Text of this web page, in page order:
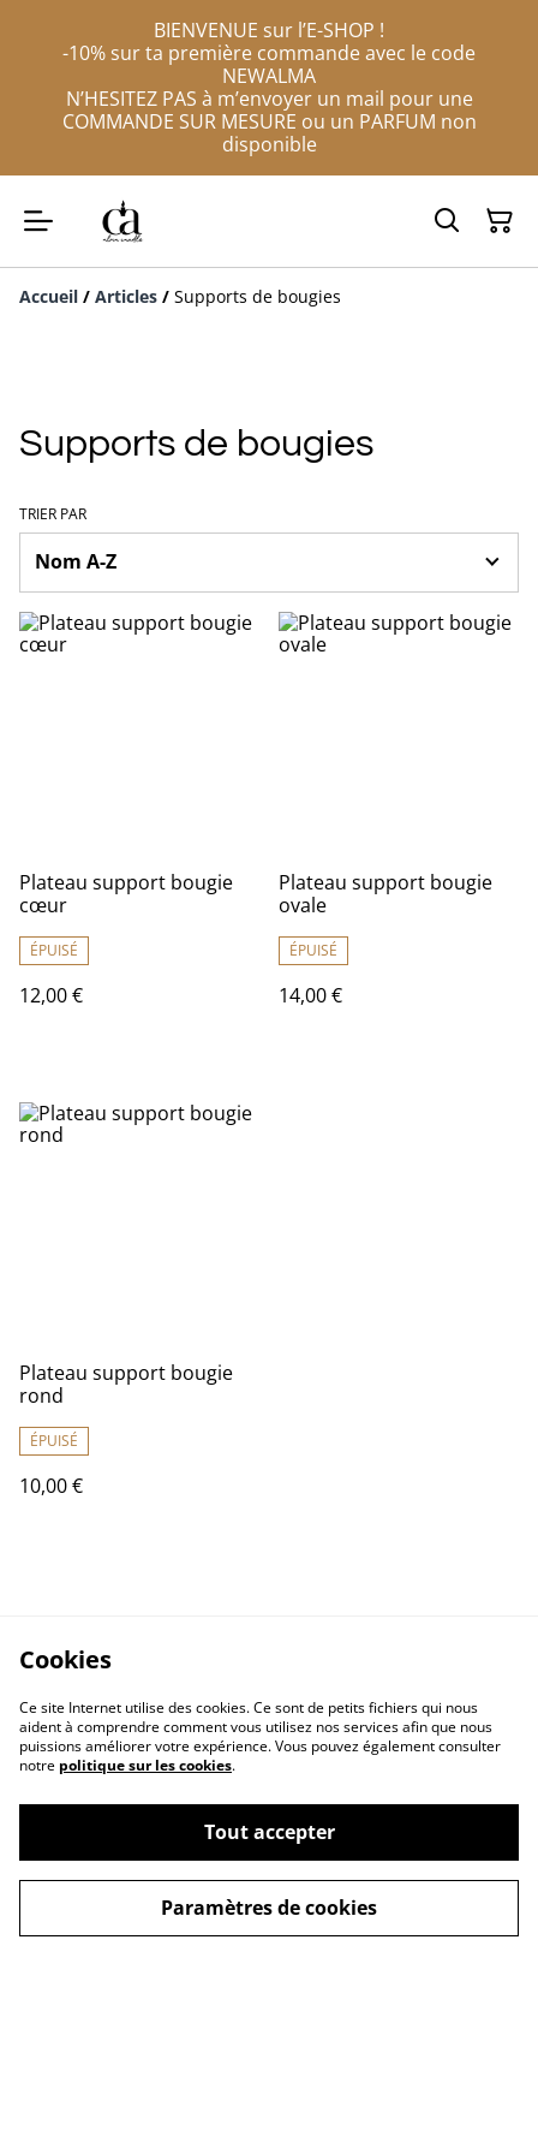
BIENVENUE sur l’E-SHOP !
-10% sur ta première commande avec le code
NEWALMA
N’HESITEZ PAS à m’envoyer un mail pour une
COMMANDE SUR MESURE ou un PARFUM non
disponible
Accueil / Articles / Supports de bougies
Supports de bougies
TRIER PAR
Plateau support bougie
cœur
ÉPUISÉ
12,00 €
Plateau support bougie
ovale
ÉPUISÉ
14,00 €
Plateau support bougie
rond
ÉPUISÉ
10,00 €
Cookies
Ce site Internet utilise des cookies. Ce sont de petits fichiers qui nous
aident à comprendre comment vous utilisez nos services afin que nous
puissions améliorer votre expérience. Vous pouvez également consulter
notre politique sur les cookies.
Tout accepter
Paramètres de cookies